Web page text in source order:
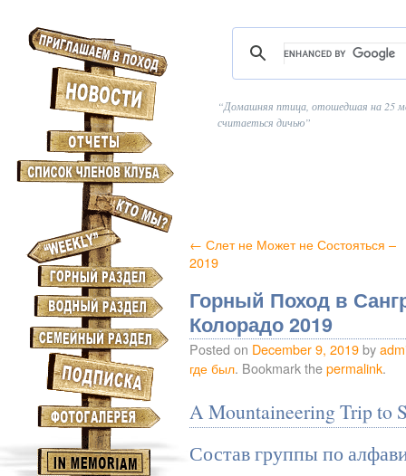
Домашняя птица, отошедшая на 25
считаеться дичью
← Слет не Может не Состояться –
2019
Горный Поход в
Колорадо 2019
Posted on December 9, 2019by
где был. Bookmark thepermalink.
A Mountaineering Trip to
Состав группы по